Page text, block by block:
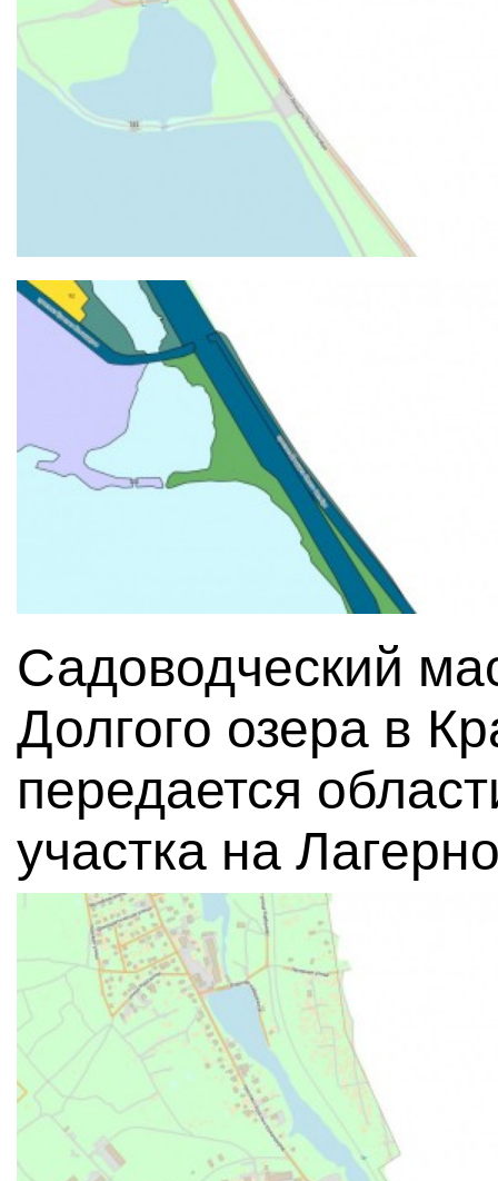
Садоводческий
Долгого озера в
передается
участка на